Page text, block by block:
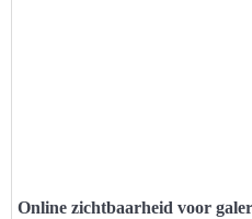
Online zichtbaarheid voor